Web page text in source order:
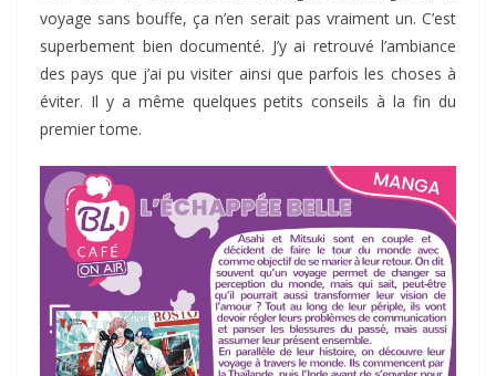
voyage sans bouffe, ça n’en serait pas vraiment un. C’est
superbement bien documenté. J’y ai retrouvé l’ambiance
des pays que j’ai pu visiter ainsi que parfois les choses à
éviter. Il y a même quelques petits conseils à la fin du
premier tome.